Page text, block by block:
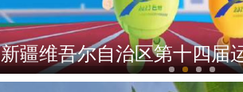
新疆维吾尔自治区第十四届